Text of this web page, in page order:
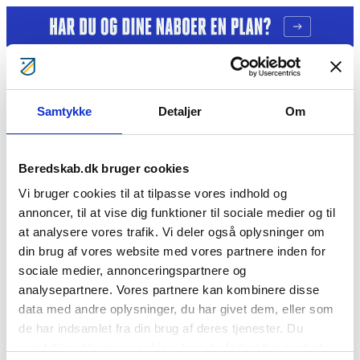
Samtykke Detaljer Om
Beredskab.dk bruger cookies
Vi bruger cookies til at tilpasse vores indhold og
annoncer, til at vise dig funktioner til sociale medier og til
at analysere vores trafik. Vi deler også oplysninger om
din brug af vores website med vores partnere inden for
sociale medier, annonceringspartnere og
analysepartnere. Vores partnere kan kombinere disse
data med andre oplysninger, du har givet dem, eller som
de har indsamlet fra din brug af deres tjenester. Du
Tag ansvar
Bliv Brandmand
Kontakt
Søg
Birgit Z. Kornum
Cookie- og privatlivspolitik
BorgerBeredskabet BlivBrandmandNuBlivFrivilligNuFor
medlemmerÅrsberetninger